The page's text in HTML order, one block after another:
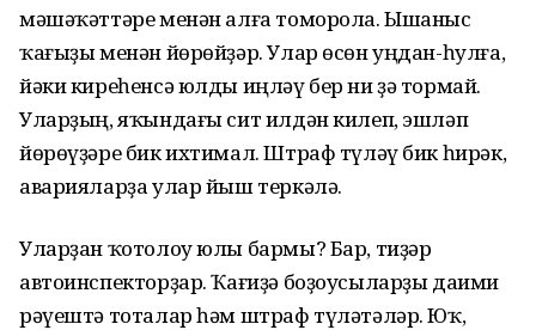
мәшәҡәттәре менән алға томорола. Ышаныс
ҡағыҙы менән йөрөйҙәр. Улар өсөн уңдан-һулға,
йәки киреһенсә юлды иңләү бер ни ҙә тормай.
Уларҙың, яҡындағы сит илдән килеп, эшләп
йөрөүҙәре бик ихтимал. Штраф түләү бик һирәк,
аварияларҙа улар йыш теркәлә.
Уларҙан ҡотолоу юлы бармы? Бар, тиҙәр
автоинспекторҙар. Ҡағиҙә боҙоусыларҙы даими
рәүештә тоталар һәм штраф түләтәләр. Юҡ,